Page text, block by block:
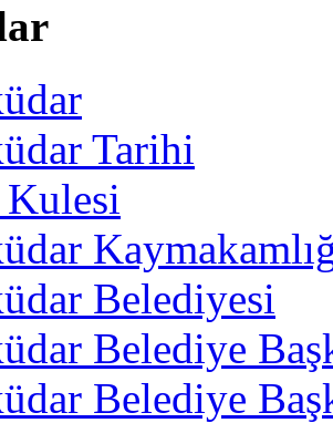
Tarihi
Kulesi
Belediyesi
Belediye
Belediye